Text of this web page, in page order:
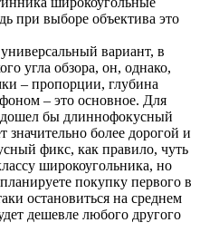
при выборе объектива это
вариант, в
угла обзора, он, однако,
– пропорции, глубина
– это основное. Для
бы длиннофокусный
значительно более дорогой и
фикс, как правило, чуть
широкоугольника, но
покупку первого в
остановиться на среднем
дешевле любого другого